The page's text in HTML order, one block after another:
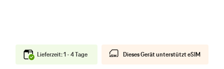
Lieferzeit: 1 - 4 Tage Dieses Gerät unterstützt eSIM